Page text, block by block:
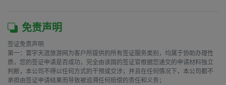
免责声明
签证免责声明
第一：寰宇天涯旅游网为客户所提供的所有签证服务类别，均属于协助办理性
质，您的签证申请是否成功，完全由该国的签证官根据您递交的申请材料独立
判断，本公司不得以任何方式的干预或交涉；并且在任何情况下，本公司都不
承担由签证申请结果而导致被追溯任何赔偿的责任和义务；